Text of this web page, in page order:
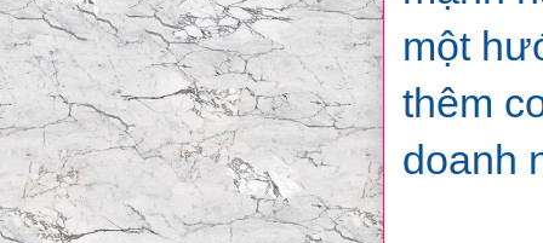
một
thêm
doanh